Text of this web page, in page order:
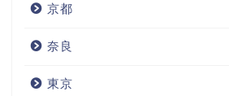
京都
奈良
東京